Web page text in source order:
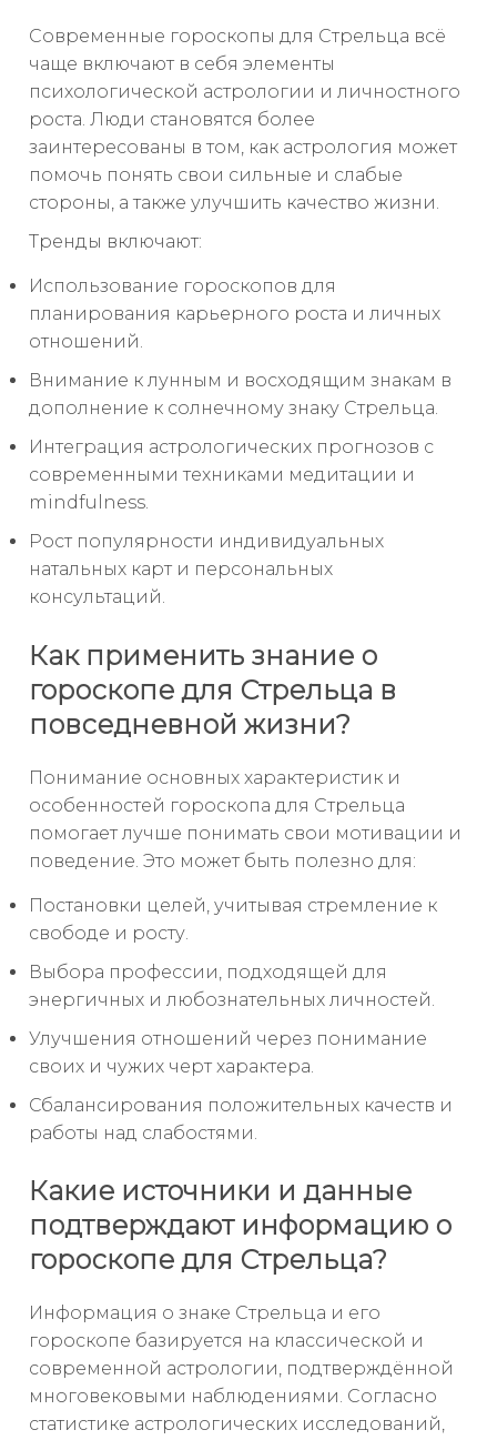
Современные гороскопы для Стрельца всё
чаще включают в себя элементы
психологической астрологии и личностного
роста. Люди становятся более
заинтересованы в том, как астрология может
помочь понять свои сильные и слабые
стороны, а также улучшить качество жизни.
Тренды включают:
Использование гороскопов для
планирования карьерного роста и личных
отношений.
Внимание к лунным и восходящим знакам в
дополнение к солнечному знаку Стрельца.
Интеграция астрологических прогнозов с
современными техниками медитации и
mindfulness.
Рост популярности индивидуальных
натальных карт и персональных
консультаций.
Как применить знание о
гороскопе для Стрельца в
повседневной жизни?
Понимание основных характеристик и
особенностей гороскопа для Стрельца
помогает лучше понимать свои мотивации и
поведение. Это может быть полезно для:
Постановки целей, учитывая стремление к
свободе и росту.
Выбора профессии, подходящей для
энергичных и любознательных личностей.
Улучшения отношений через понимание
своих и чужих черт характера.
Сбалансирования положительных качеств и
работы над слабостями.
Какие источники и данные
подтверждают информацию о
гороскопе для Стрельца?
Информация о знаке Стрельца и его
гороскопе базируется на классической и
современной астрологии, подтверждённой
многовековыми наблюдениями. Согласно
статистике астрологических исследований,